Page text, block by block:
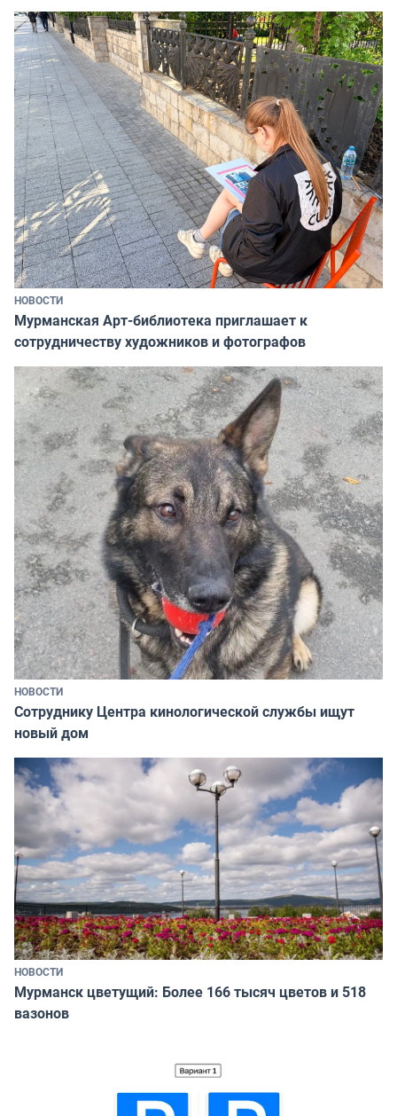
НОВОСТИ
Мурманская Арт-библиотека приглашает к
сотрудничеству художников и фотографов
НОВОСТИ
Сотруднику Центра кинологической службы ищут
новый дом
НОВОСТИ
Мурманск цветущий: Более 166 тысяч цветов и 518
вазонов